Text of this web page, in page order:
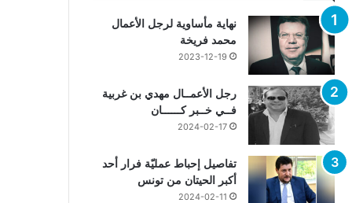
نهاية مأساوية لرجل الأعمال
محمد فريخة
2023-12-19
رجل الأعمــال مهدي بن غربية
فــي خــبر كــــــان
2024-02-17
تفاصيل إحباط عمليّة فرار أحد
أكبر الحيتان من تونس
2024-02-11